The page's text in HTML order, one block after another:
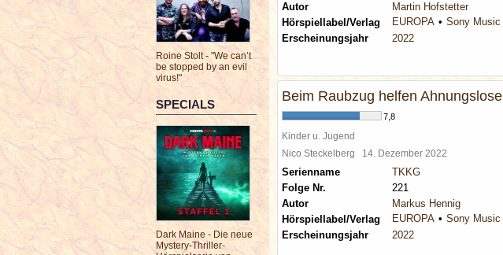
Roine Stolt - "We can’t
be stopped by an evil
virus!"
SPECIALS
Dark Maine - Die neue
Mystery-Thriller-
Autor
Martin Hofstetter
Hörspiellabel/Verlag
EUROPA
Sony Music
Erscheinungsjahr
2022
Beim Raubzug helfen Ahnungslose
7,8
Kinder u. Jugend
Nico Steckelberg 14. Dezember 2022
Serienname
TKKG
Folge Nr.
221
Autor
Markus Hennig
Hörspiellabel/Verlag
EUROPA
Sony Music
Erscheinungsjahr
2022